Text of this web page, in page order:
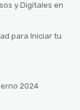
y Digitales en
para Iniciar tu
2024